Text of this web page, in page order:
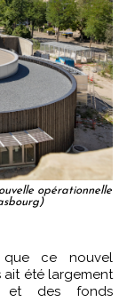
opérationnelle
ait été largement
et des fonds